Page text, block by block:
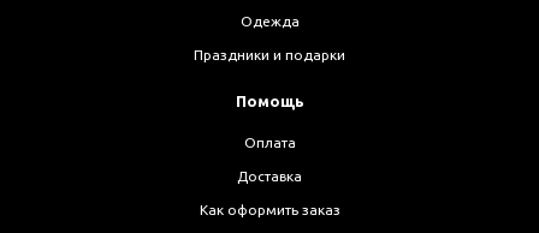
Одежда
Праздники и подарки
Помощь
Оплата
Доставка
Как оформить заказ